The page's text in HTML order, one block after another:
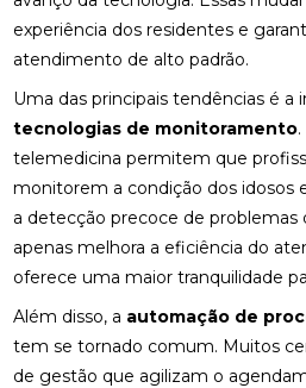
experiência dos residentes e
atendimento de alto padrão.
Uma das principais tendências é a
tecnologias de monitoramento
telemedicina permitem que
monitorem a condição dos idosos
a detecção precoce de problemas
apenas melhora a eficiência do
oferece uma maior tranquilidade
Além disso, a automação de
tem se tornado comum. Muitos
de gestão que agilizam o